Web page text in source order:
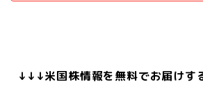
↓↓↓米国株情報を無料でお届け